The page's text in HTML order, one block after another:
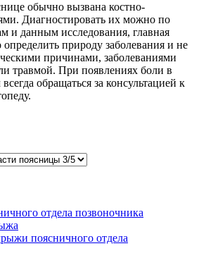
обычно вызвана костно-
Диагностировать их можно по
и данным исследования, главная
определить природу заболевания и не
причинами, заболеваниями
травмой. При появлениях боли в
обращаться за консультацией к
отдела позвоночника
поясничного отдела